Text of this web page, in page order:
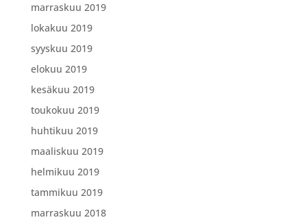
marraskuu 2019
lokakuu 2019
syyskuu 2019
elokuu 2019
kesäkuu 2019
toukokuu 2019
huhtikuu 2019
maaliskuu 2019
helmikuu 2019
tammikuu 2019
marraskuu 2018